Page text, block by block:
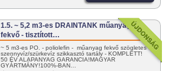
1.5. ~ 5,2 m3-es DRAINTANK műanyag -
fekvő - tisztított…
~ 5 m3-es PO. - poliolefin - műanyag fekvő szögletes
szennyvíz/szürkevíz szikkasztó tartály - KOMPLETT!
50 ÉV ALAPANYAG GARANCIA!MAGYAR
GYÁRTMÁNY!100%-BAN…